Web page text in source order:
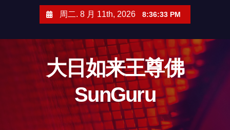
周二. 8 月 11th, 2026 8:36:34 PM
大日如来王尊佛
SunGuru